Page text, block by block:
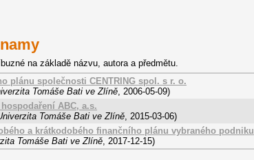
na základě názvu, autora a předmětu.
plánu společnosti CENTRING spol. s r. o.
Tomáše Bati ve Zlíně, 2006-05-09)
ABC, a.s.
Tomáše Bati ve Zlíně, 2015-03-06)
a krátkodobého finančního plánu vybraného podniku
Tomáše Bati ve Zlíně, 2017-12-15)